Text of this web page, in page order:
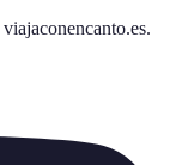
viajaconencanto.es.